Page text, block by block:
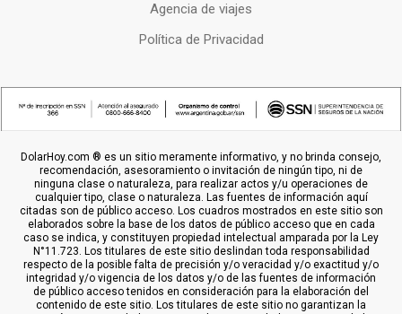
Agencia de viajes
Política de Privacidad
DolarHoy.com ® es un sitio meramente informativo, y no brinda consejo,
recomendación, asesoramiento o invitación de ningún tipo, ni de
ninguna clase o naturaleza, para realizar actos y/u operaciones de
cualquier tipo, clase o naturaleza. Las fuentes de información aquí
citadas son de público acceso. Los cuadros mostrados en este sitio son
elaborados sobre la base de los datos de público acceso que en cada
caso se indica, y constituyen propiedad intelectual amparada por la Ley
N°11.723. Los titulares de este sitio deslindan toda responsabilidad
respecto de la posible falta de precisión y/o veracidad y/o exactitud y/o
integridad y/o vigencia de los datos y/o de las fuentes de información
de público acceso tenidos en consideración para la elaboración del
contenido de este sitio. Los titulares de este sitio no garantizan la